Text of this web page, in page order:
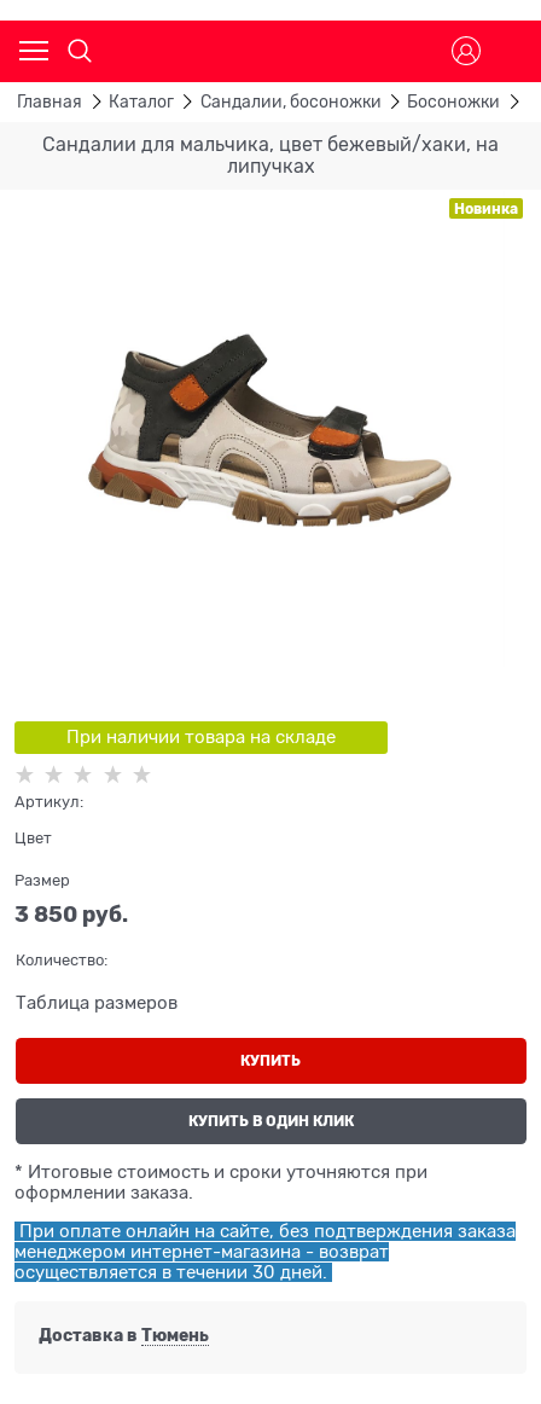
Главная Каталог Сандалии, босоножки Босоножки
Сандалии для мальчика, цвет бежевый/хаки, на
липучках
Новинка
При наличии товара на складе
Артикул:
Цвет
Размер
3 850 руб.
Количество:
Таблица размеров
КУПИТЬ
КУПИТЬ В ОДИН КЛИК
* Итоговые стоимость и сроки уточняются при
оформлении заказа.
При оплате онлайн на сайте, без подтверждения заказа
менеджером интернет-магазина - возврат
осуществляется в течении 30 дней.
Доставка в Тюмень